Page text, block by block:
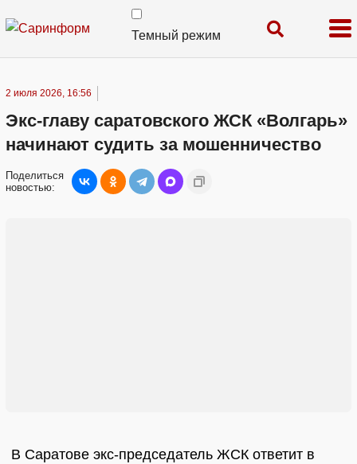
Темный режим
2 июля 2026, 16:56
Экс-главу саратовского ЖСК «Волгарь»
начинают судить за мошенничество
Поделиться
новостью:
В Саратове экс-председатель ЖСК ответит в